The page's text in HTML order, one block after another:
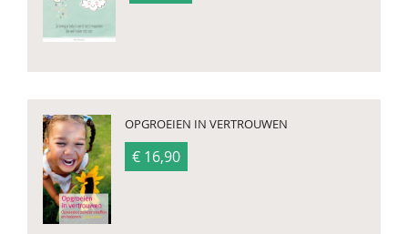
OPGROEIEN IN VERTROUWEN
€ 16,90